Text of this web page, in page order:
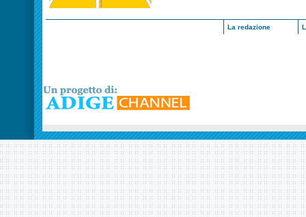
La redazione